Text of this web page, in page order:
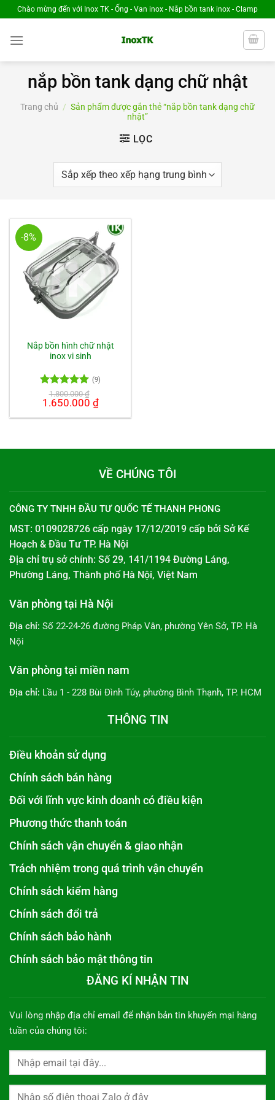
Chuyển
đến
nội
Chào mừng đến với Inox TK - Ống - Van inox - Nắp bồn tank inox - Clamp
nắp bồn tank dạng chữ nhật
Trang chủ / Sản phẩm được gắn thẻ “nắp bồn tank dạng chữ
nhật”
LỌC
-8%
Nắp bồn hình chữ nhật
inox vi sinh
Được xếp
hạng5.00
(9)
1.800.000₫
Giá
gốc
là:
1.650.000 ₫Giá
hiện
tại
VỀ CHÚNG TÔI
CÔNG TY TNHH ĐẦU TƯ QUỐC TẾ THANH PHONG
MST: 0109028726 cấp ngày 17/12/2019 cấp bởi Sở Kế
Hoạch & Đầu Tư TP. Hà Nội
Địa chỉ trụ sở chính: Số 29, 141/1194 Đường Láng,
Phường Láng, Thành phố Hà Nội, Việt Nam
Văn phòng tại Hà Nội
Địa chỉ: Số 22-24-26 đường Pháp Vân, phường Yên Sở, TP. Hà
Nội
Văn phòng tại miền nam
Địa chỉ: Lầu 1 - 228 Bùi Đình Túy, phường Bình Thạnh, TP. HCM
THÔNG TIN
Điều khoản sử dụng
Chính sách bán hàng
Đối với lĩnh vực kinh doanh có điều kiện
Phương thức thanh toán
Chính sách vận chuyển & giao nhận
Trách nhiệm trong quá trình vận chuyển
Chính sách kiểm hàng
Chính sách đổi trả
Chính sách bảo hành
Chính sách bảo mật thông tin
ĐĂNG KÍ NHẬN TIN
Vui lòng nhập địa chỉ email để nhận bản tin khuyến mại hàng
tuần của chúng tôi: